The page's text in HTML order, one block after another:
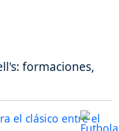
formaciones,